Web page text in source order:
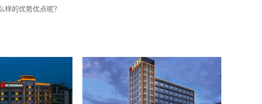
样的优势优点呢？